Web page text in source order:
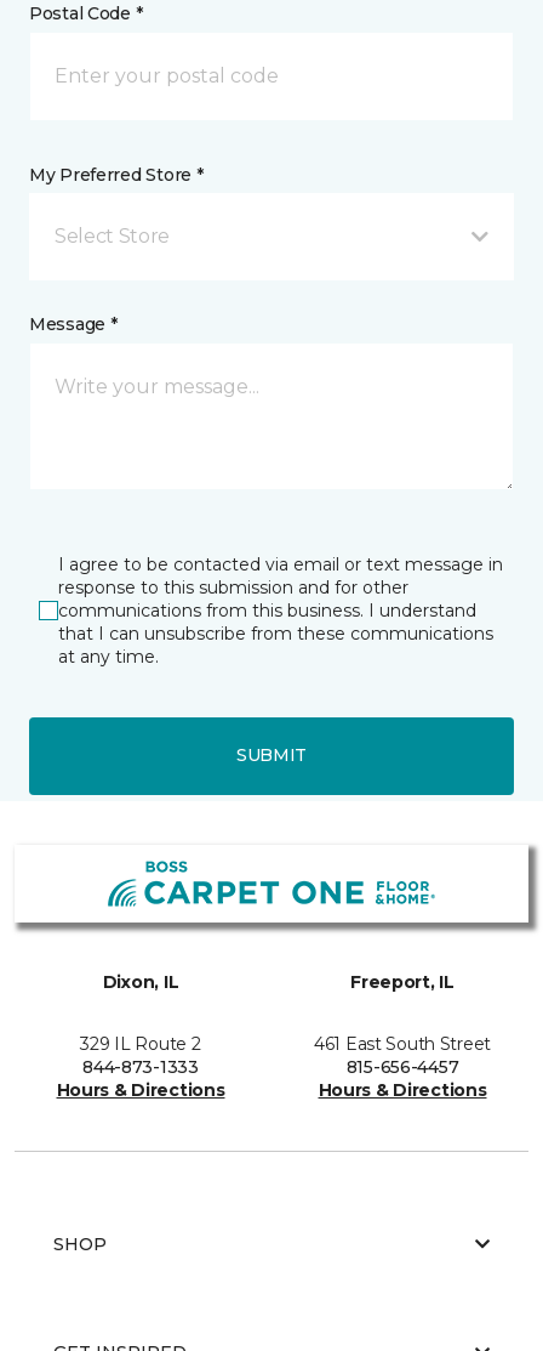
Postal Code *
My Preferred Store *
Select Store
Message *
I agree to be contacted via email or text message in
response to this submission and for other
communications from this business. I understand
that I can unsubscribe from these communications
at any time.
SUBMIT
Dixon, IL
329 IL Route 2
844-873-1333
Hours & Directions
Freeport, IL
461 East South Street
815-656-4457
Hours & Directions
SHOP